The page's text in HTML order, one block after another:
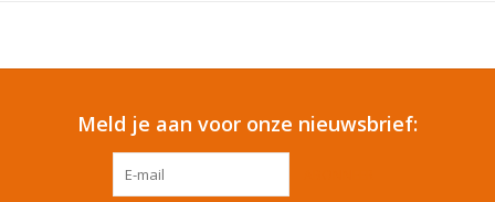
Cadeaubonnen
Toon alle producten
Meld je aan voor onze nieuwsbrief: